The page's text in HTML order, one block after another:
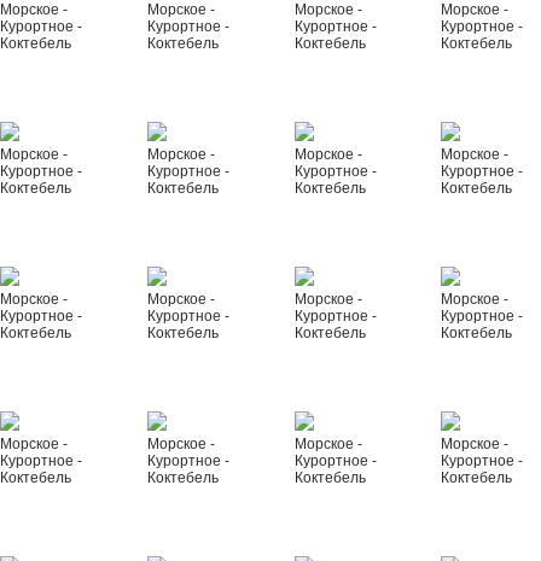
Морское -
Курортное -
Коктебель
Морское -
Курортное -
Коктебель
Морское -
Курортное -
Коктебель
Морское -
Курортное -
Коктебель
Морское -
Курортное -
Коктебель
Морское -
Курортное -
Коктебель
Морское -
Курортное -
Коктебель
Морское -
Курортное -
Коктебель
Морское -
Курортное -
Коктебель
Морское -
Курортное -
Коктебель
Морское -
Курортное -
Коктебель
Морское -
Курортное -
Коктебель
Морское -
Курортное -
Коктебель
Морское -
Курортное -
Коктебель
Морское -
Курортное -
Коктебель
Морское -
Курортное -
Коктебель